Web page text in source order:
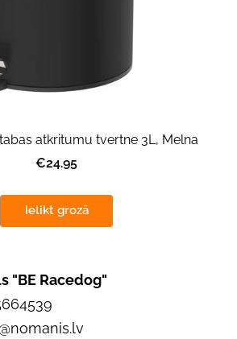
"BE Racedog"
atkritumu tvertne 3L, Melna
€24.95
Ielikt grozā